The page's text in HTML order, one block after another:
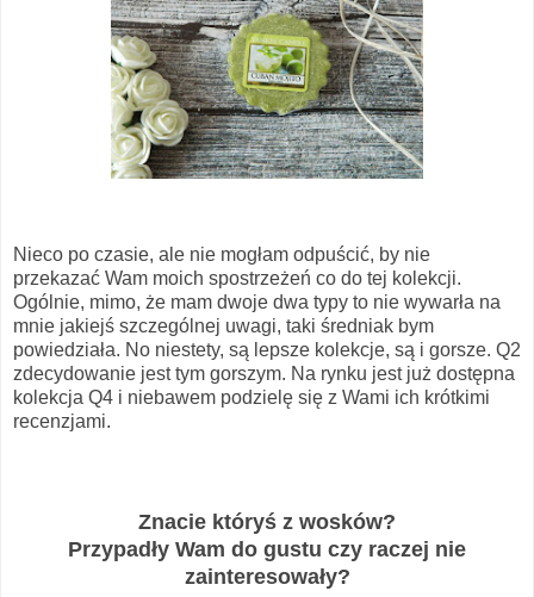
Nieco po czasie, ale nie mogłam odpuścić, by nie
przekazać Wam moich spostrzeżeń co do tej kolekcji.
Ogólnie, mimo, że mam dwoje dwa typy to nie wywarła na
mnie jakiejś szczególnej uwagi, taki średniak bym
powiedziała. No niestety, są lepsze kolekcje, są i gorsze. Q2
zdecydowanie jest tym gorszym. Na rynku jest już dostępna
kolekcja Q4 i niebawem podzielę się z Wami ich krótkimi
recenzjami.
Znacie któryś z wosków?
Przypadły Wam do gustu czy raczej nie
zainteresowały?